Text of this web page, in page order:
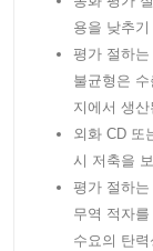
용을 낮추
평가 절하
불균형은
지에서 생
외화 CD 또
시 저축을
평가 절하
무역 적자
수요의 탄